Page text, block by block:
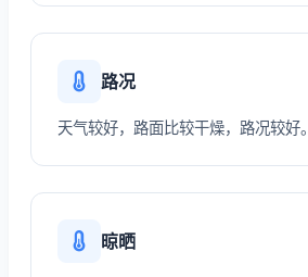
路况
天气较好，路面比较干燥，路况较好。
晾晒